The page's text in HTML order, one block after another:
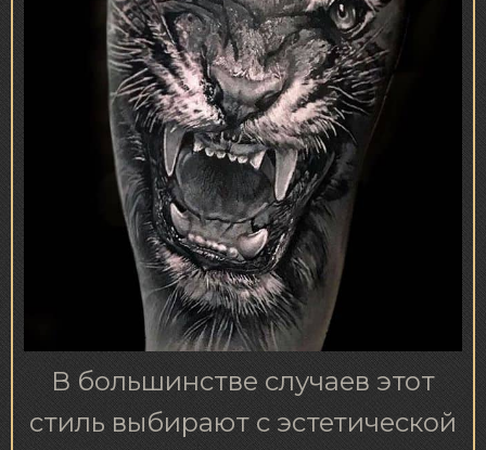
В большинстве случаев этот
стиль выбирают с эстетической